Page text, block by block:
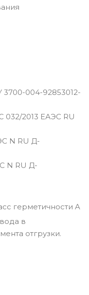
3700-004-92853012-
032/2013 ЕАЭС RU
N RU Д-
N RU Д-
герметичности A
в
отгрузки.